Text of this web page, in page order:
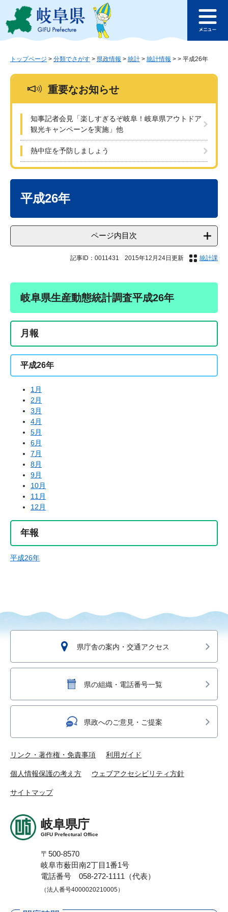
ジ
ュ
このページの本文へ
ュ
トップページ > 分類でさがす > 県政情報 > 統計 > 統計情報 > > 平成26年
重要なお知らせ
知事記者会見「楽しすぎるぞ岐阜！岐阜県アウトドア
観光キャンペーンを実施」他
熱中症を予防しましょう
平成26年
ページ内目次
記事ID：0011431 2015年12月24日更新 統計課
岐阜県生産動態統計調査平成26年
月報
平成26年
1月
2月
3月
4月
5月
6月
7月
8月
9月
10月
11月
12月
年報
平成26年
県庁舎の案内・交通アクセス
県の組織・電話番号一覧
県政へのご意見・ご提案
リンク・著作権・免責事項 利用ガイド
個人情報保護の考え方 ウェブアクセシビリティ方針
サイトマップ
岐阜県庁
GIFU Prefectural Office
〒500-8570
岐阜市薮田南2丁目1番1号
電話番号 058-272-1111（代表）
（法人番号4000020210005）